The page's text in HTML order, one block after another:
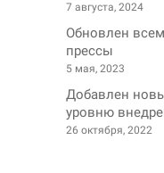
7 августа, 2024
Обновлен
прессы
5 мая, 2023
Добавлен
уровню
26 октября, 2022